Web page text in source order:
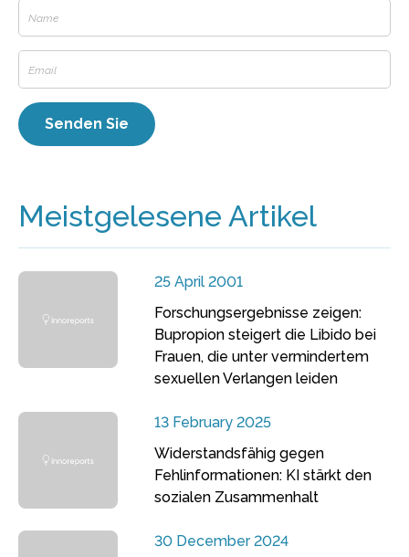
Meistgelesene Artikel
25 April 2001
Forschungsergebnisse zeigen:
Bupropion steigert die Libido bei
Frauen, die unter vermindertem
sexuellen Verlangen leiden
13 February 2025
Widerstandsfähig gegen
Fehlinformationen: KI stärkt den
sozialen Zusammenhalt
30 December 2024